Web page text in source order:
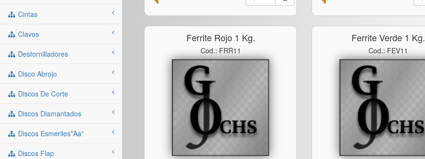
Cintas
Clavos
Destornilladores
Disco Abrojo
Discos De Corte
Discos Diamantados
Discos Esmeriles"aa"
Discos Flap
Ferrite Rojo 1 Kg.
Cod.: FRR11
Ferrite Verde 1 Kg.
Cod.: FEV11